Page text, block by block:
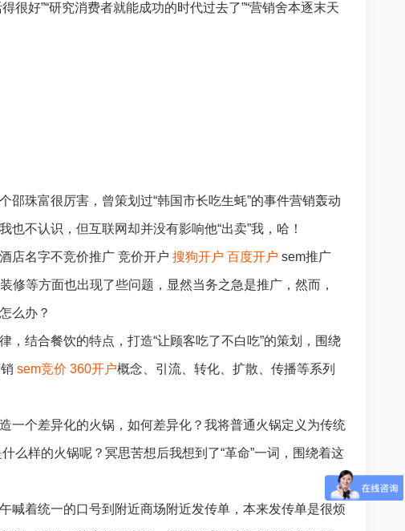
很好”“研究消费者就能成功的时代过去了”“营销舍本逐末天
珠富很厉害，曾策划过“韩国市长吃生蚝”的事件营销轰动
不认识，但互联网却并没有影响他“出卖”我，哈！
店名字不竞价推广 竞价开户 搜狗开户 百度开户 sem推广
修等方面也出现了些问题，显然当务之急是推广，然而，
么办？
结合餐饮的特点，打造“让顾客吃了不白吃”的策划，围绕
sem竞价 360开户概念、引流、转化、扩散、传播等系列
一个差异化的火锅，如何差异化？我将普通火锅定义为传统
么样的火锅呢？冥思苦想后我想到了“革命”一词，围绕着这
喊着统一的口号到附近商场附近发传单，本来发传单是很烦